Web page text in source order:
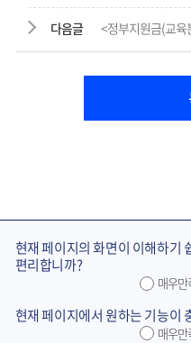
다음글
현재 페이지의 화면이 이해하기
편리합니까?
매우만
현재 페이지에서 원하는 기능이
매우만